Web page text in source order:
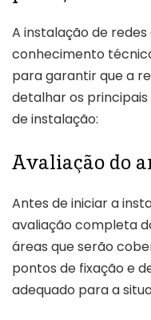
A instalação de
conhecimento
para garantir que a
detalhar os
de instalação:
Avaliação do
Antes de iniciar a
avaliação completa
áreas que serão
pontos de fixação e
adequado para a